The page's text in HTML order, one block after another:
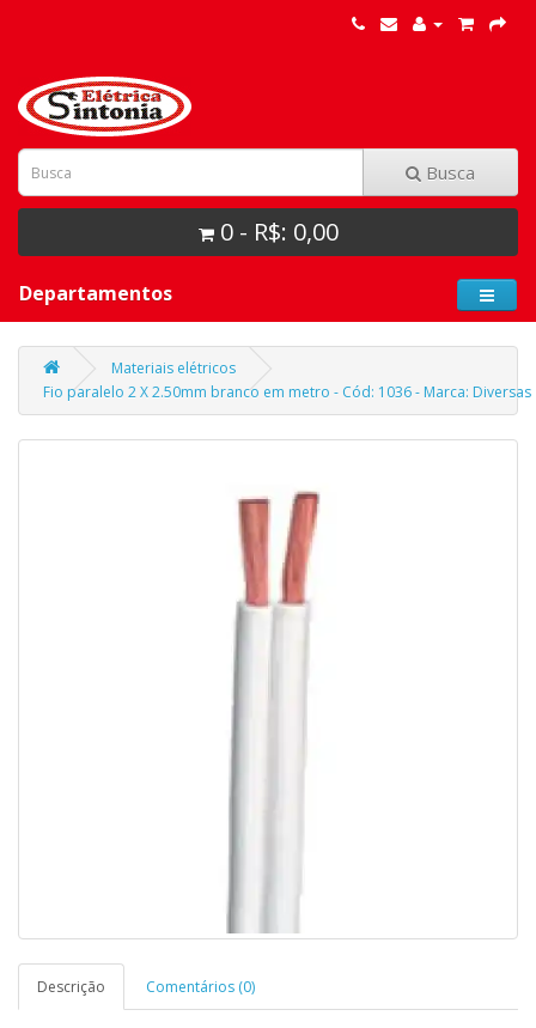
Busca
0 - R$: 0,00
Departamentos
Materiais elétricos
Fio paralelo 2 X 2.50mm branco em metro - Cód: 1036 - Marca: Diversas
Descrição Comentários (0)